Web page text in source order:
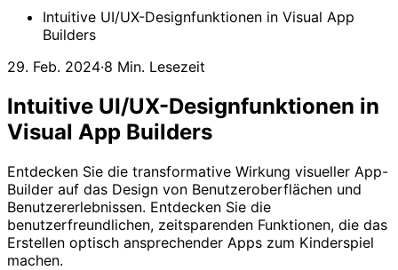
Intuitive UI/UX-Designfunktionen in Visual App
Builders
29. Feb. 2024·8 Min. Lesezeit
Intuitive UI/UX-Designfunktionen in
Visual App Builders
Entdecken Sie die transformative Wirkung visueller App-
Builder auf das Design von Benutzeroberflächen und
Benutzererlebnissen. Entdecken Sie die
benutzerfreundlichen, zeitsparenden Funktionen, die das
Erstellen optisch ansprechender Apps zum Kinderspiel
machen.